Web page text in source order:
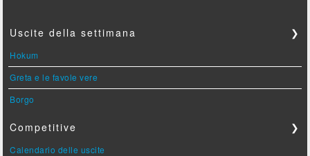
Uscite della settimana ❯
Hokum
Greta e le favole vere
Borgo
Competitive ❯
Calendario delle uscite